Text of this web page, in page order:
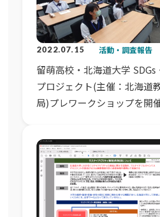
2022.07.15 活動・調査報告
留萌高校・北海道大学
プロジェクト(主催：北海道
局)プレワークショップを開